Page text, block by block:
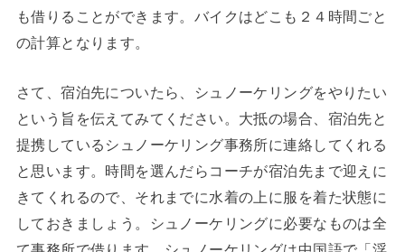
も借りることができます。バイクはどこも２４時間ごと
の計算となります。
さて、宿泊先についたら、シュノーケリングをやりたい
という旨を伝えてみてください。大抵の場合、宿泊先と
提携しているシュノーケリング事務所に連絡してくれる
と思います。時間を選んだらコーチが宿泊先まで迎えに
きてくれるので、それまでに水着の上に服を着た状態に
しておきましょう。シュノーケリングに必要なものは全